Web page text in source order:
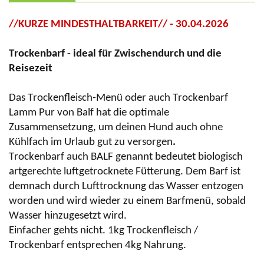
//KURZE MINDESTHALTBARKEIT// - 30.04.2026
Trockenbarf - ideal für Zwischendurch und die
Reisezeit
Das Trockenfleisch-Menü oder auch Trockenbarf
Lamm Pur von Balf hat die optimale
Zusammensetzung, um deinen Hund auch ohne
Kühlfach im Urlaub gut zu versorgen.
Trockenbarf auch BALF genannt bedeutet biologisch
artgerechte luftgetrocknete Fütterung. Dem Barf ist
demnach durch Lufttrocknung das Wasser entzogen
worden und wird wieder zu einem Barfmenü, sobald
Wasser hinzugesetzt wird.
Einfacher gehts nicht. 1kg Trockenfleisch /
Trockenbarf entsprechen 4kg Nahrung.